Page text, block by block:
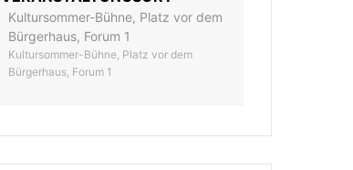
Kultursommer-Bühne, Platz vor dem
Bürgerhaus, Forum 1
Kultursommer-Bühne, Platz vor dem
Bürgerhaus, Forum 1